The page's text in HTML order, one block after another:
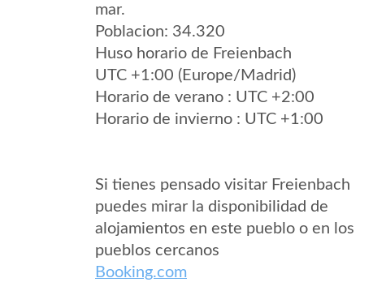
mar.
Poblacion: 34.320
Huso horario de Freienbach
UTC +1:00 (Europe/Madrid)
Horario de verano : UTC +2:00
Horario de invierno : UTC +1:00
Si tienes pensado visitar Freienbach
puedes mirar la disponibilidad de
alojamientos en este pueblo o en los
pueblos cercanos
Booking.com